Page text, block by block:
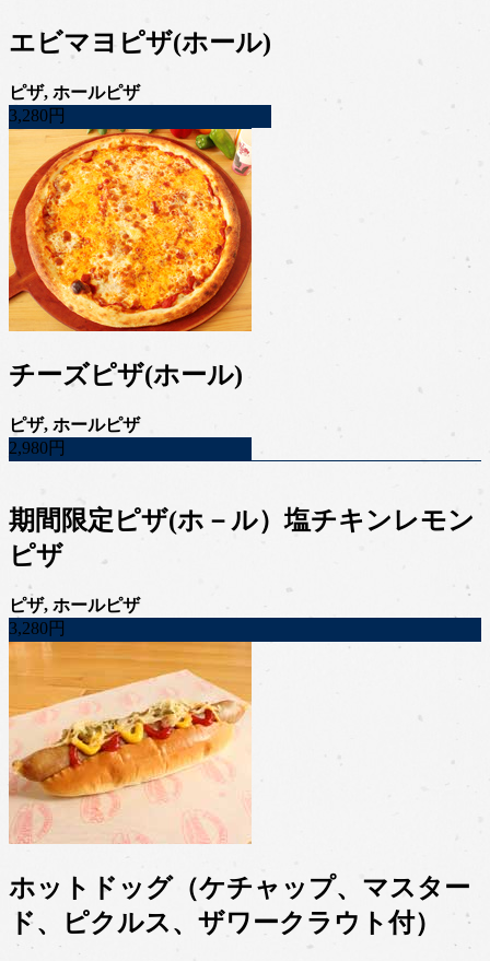
エビマヨピザ(ホール)
ピザ, ホールピザ
3,280円
チーズピザ(ホール)
ピザ, ホールピザ
2,980円
期間限定ピザ(ホ－ル）塩チキンレモン
ピザ
ピザ, ホールピザ
3,280円
ホットドッグ（ケチャップ、マスター
ド、ピクルス、ザワークラウト付）